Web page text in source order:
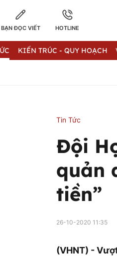
BẠN ĐỌC VIẾT HOTLINE
KIẾN TRÚC - QUY HOẠCH
Tin Tức
Đội
quản
tiền”
26-10-2020 11:35
(VHNT) -